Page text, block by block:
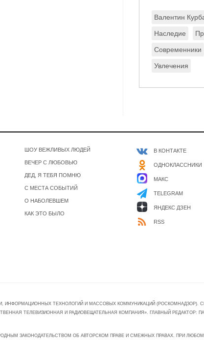
Валентин
Наследие
Современники
Увлечения
ШОУ ВЕЖЛИВЫХ ЛЮДЕЙ
ВЕЧЕР С ЛЮБОВЬЮ
ДЕД, Я ТЕБЯ ПОМНЮ
С МЕСТА СОБЫТИЙ
О НАБОЛЕВШЕМ
КАК ЭТО БЫЛО
В КОНТАКТЕ
ОДНОКЛАССНИКИ
МАКС
TELEGRAM
ЯНДЕКС ДЗЕН
RSS
ИНФОРМАЦИОННЫХ ТЕХНОЛОГИЙ И МАССОВЫХ КОММУНИКАЦИЙ (РОСКОМНАДЗОР).
ТЕЛЕВИЗИОННАЯ И РАДИОВЕЩАТЕЛЬНАЯ КОМПАНИЯ». ГЛАВНЫЙ РЕДАКТОР:
ЗАКОНОДАТЕЛЬСТВОМ ОБ АВТОРСКОМ ПРАВЕ И СМЕЖНЫХ ПРАВАХ. ПРИ